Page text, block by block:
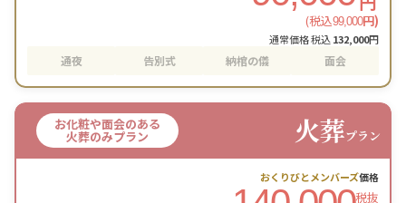
(税込99,000円)
通常価格 税込132,000円
通夜 告別式 納棺の儀 面会
お化粧や面会のある
火葬のみプラン 火葬プラン
おくりびとメンバーズ価格
税抜